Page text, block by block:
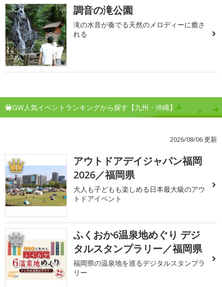
調音の滝公園
滝の水音が奏でる天然のメロディーに癒さ
れる
GW人気イベントランキングから探す【九州・沖縄】
2026/08/06 更新
1
アウトドアデイジャパン福岡
2026／福岡県
大人も子どもも楽しめる日本最大級のアウ
トドアイベント
2
ふくおか6温泉地めぐり デジ
タルスタンプラリー／福岡県
福岡県の温泉地を巡るデジタルスタンプラ
リー